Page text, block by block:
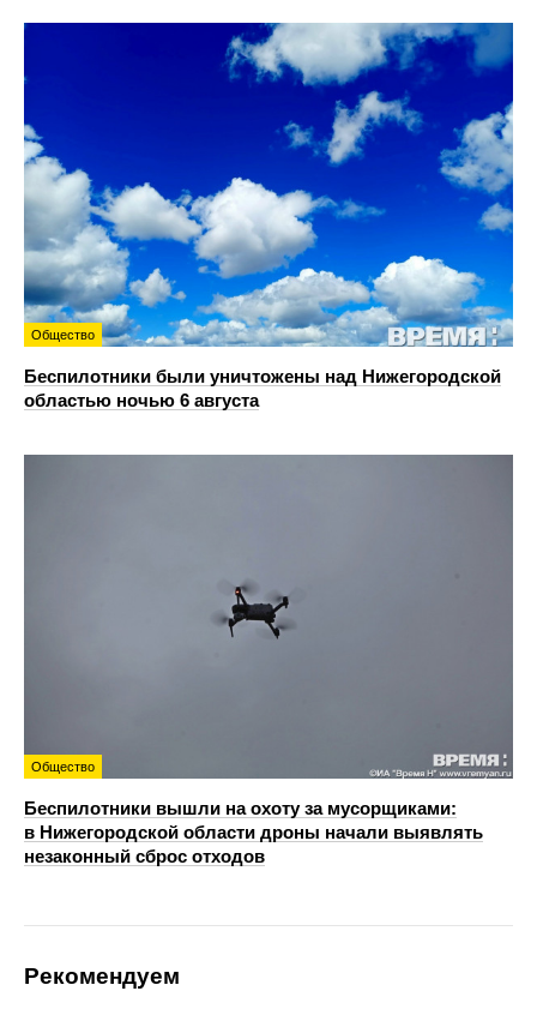
Общество
Беспилотники были уничтожены над Нижегородской
областью ночью 6 августа
Общество
Беспилотники вышли на охоту за мусорщиками:
в Нижегородской области дроны начали выявлять
незаконный сброс отходов
Рекомендуем